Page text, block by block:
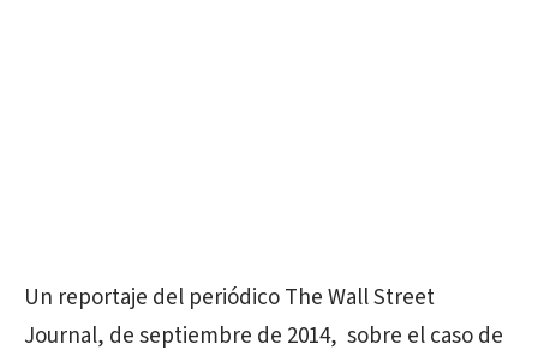
Un reportaje del periódico The Wall Street
Journal, de septiembre de 2014, sobre el caso de